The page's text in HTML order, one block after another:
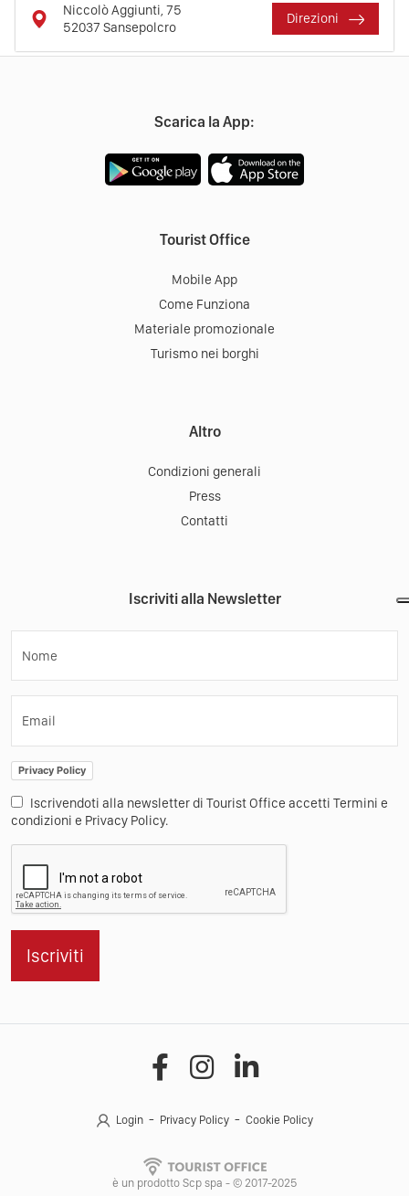
Niccolò Aggiunti, 75
52037 Sansepolcro
Direzioni
Scarica la App:
Tourist Office
Mobile App
Come Funziona
Materiale promozionale
Turismo nei borghi
Altro
Condizioni generali
Press
Contatti
Iscriviti alla Newsletter
Nome
Email
Privacy Policy
Iscrivendoti alla newsletter di Tourist Office accetti Termini e
condizioni e Privacy Policy.
Iscriviti
Login Privacy Policy Cookie Policy
è un prodotto Scp spa - © 2017-2025